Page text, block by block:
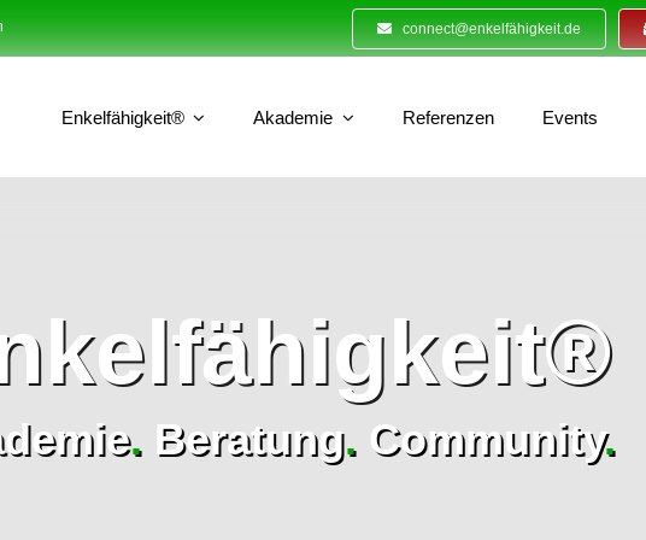
connect@enkelfähigkeit.de
Enkelfähigkeit® Akademie Referenzen Events
.Beratung.Community.